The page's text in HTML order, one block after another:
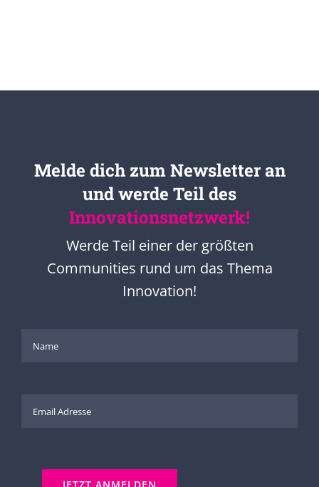
Melde dich zum Newsletter an
und werde Teil des
Innovationsnetzwerk!
Werde Teil einer der größten
Communities rund um das Thema
Innovation!